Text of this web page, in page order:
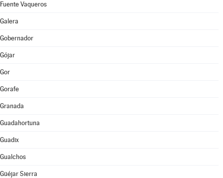
Fuente Vaqueros
Galera
Gobernador
Gójar
Gor
Gorafe
Granada
Guadahortuna
Guadix
Gualchos
Güéjar Sierra